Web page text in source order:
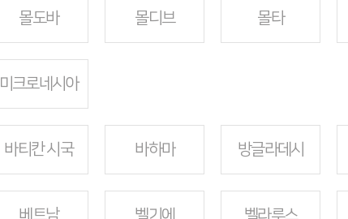
몰도바 몰디브 몰타
미크로네시아
바티칸 시국 바하마 방글라데시
베트남 벨기에 벨라루스